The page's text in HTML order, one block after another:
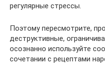
регулярные стрессы.
Поэтому пересмотрите,
деструктивные,
осознанно используйте
сочетании с рецептами